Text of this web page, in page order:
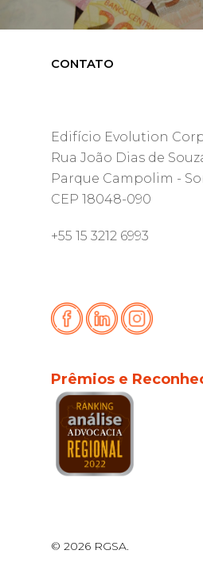
CONTATO
Edifício Evolution
Rua João Dias de
Parque Campolim -
CEP 18048-090
+55 15 3212 6993
Prêmios e
© 2026 RGSA.